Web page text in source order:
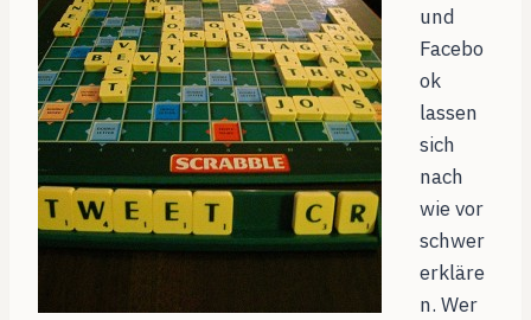
und
Facebo
ok
lassen
sich
nach
wie vor
schwer
erkläre
n. Wer